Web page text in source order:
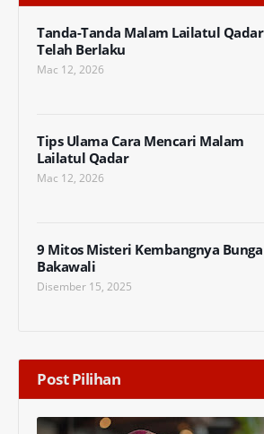
Tanda-Tanda Malam Lailatul Qadar
Telah Berlaku
Mac 12, 2026
Tips Ulama Cara Mencari Malam
Lailatul Qadar
Mac 12, 2026
9 Mitos Misteri Kembangnya Bunga
Bakawali
Disember 15, 2025
Post Pilihan